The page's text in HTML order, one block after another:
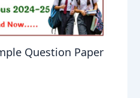
Question Paper